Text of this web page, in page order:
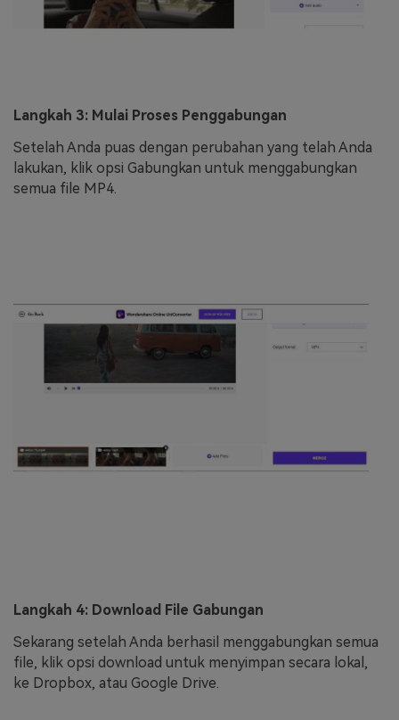
Langkah 3: Mulai Proses Penggabungan
Setelah Anda puas dengan perubahan yang telah Anda
lakukan, klik opsi Gabungkan untuk menggabungkan
semua file MP4.
Langkah 4: Download File Gabungan
Sekarang setelah Anda berhasil menggabungkan semua
file, klik opsi download untuk menyimpan secara lokal,
ke Dropbox, atau Google Drive.